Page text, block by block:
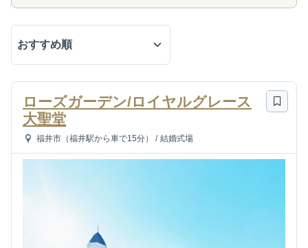
ローズガーデン/ロイヤルグレース
大聖堂
福井市（福井駅から車で15分） / 結婚式場